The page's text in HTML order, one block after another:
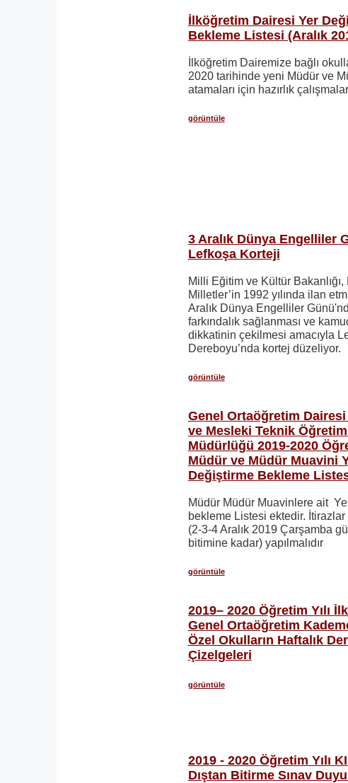
İlköğretim Dairesi Yer
Bekleme Listesi (Aralık
İlköğretim Dairemize bağlı
2020 tarihinde yeni Müdür ve
atamaları için hazırlık
görüntüle
3 Aralık Dünya Engelliler
Lefkoşa Korteji
Milli Eğitim ve Kültür
Milletler’in 1992 yılında ilan
Aralık Dünya Engelliler
farkındalık sağlanması ve
dikkatinin çekilmesi amacıyla
Dereboyu’nda kortej düzeliyor.
görüntüle
Genel Ortaöğretim
ve Mesleki Teknik
Müdürlüğü 2019-2020
Müdür ve Müdür Muavini
Değiştirme Bekleme
Müdür Müdür Muavinlere ait
bekleme Listesi ektedir.
(2-3-4 Aralık 2019 Çarşamba
bitimine kadar) yapılmalıdır
görüntüle
2019– 2020 Öğretim Yılı
Genel Ortaöğretim
Özel Okulların Haftalık
Çizelgeleri
görüntüle
2019 - 2020 Öğretim Yılı
Dıştan Bitirme Sınav